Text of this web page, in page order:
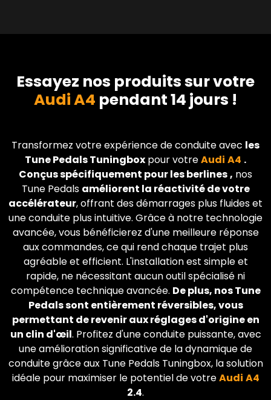
Essayez nos produits sur votre
Audi A4 pendant 14 jours !
Transformez votre expérience de conduite avec les
Tune Pedals Tuningbox pour votreAudi A4 .
Conçus spécifiquement pour les berlines, nos
Tune Pedals améliorent la réactivité de votre
accélérateur, offrant des démarrages plus fluides et
une conduite plus intuitive. Grâce à notre technologie
avancée, vous bénéficierez d'une meilleure réponse
aux commandes, ce qui rend chaque trajet plus
agréable et efficient. L'installation est simple et
rapide, ne nécessitant aucun outil spécialisé ni
compétence technique avancée. De plus, nos Tune
Pedals sont entièrement réversibles, vous
permettant de revenir aux réglages d'origine en
un clin d'œil. Profitez d'une conduite puissante, avec
une amélioration significative de la dynamique de
conduite grâce aux Tune Pedals Tuningbox, la solution
idéale pour maximiser le potentiel de votreAudi A4
2.4.